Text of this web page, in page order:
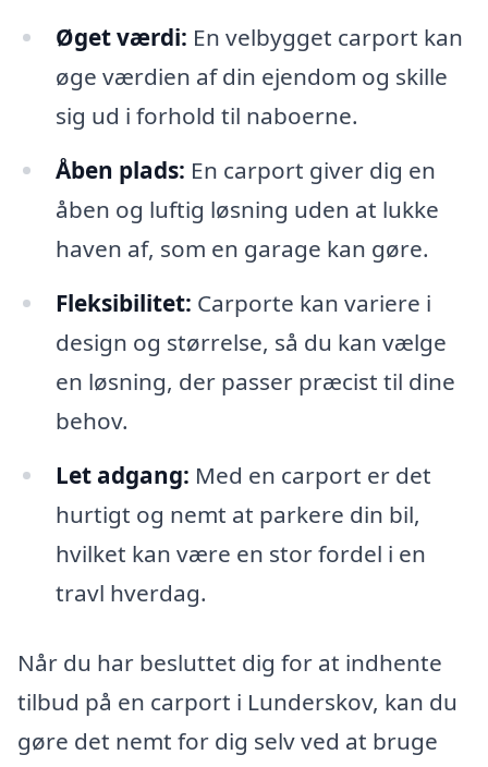
Øget værdi: En velbygget carport kan
øge værdien af din ejendom og skille
sig ud i forhold til naboerne.
Åben plads: En carport giver dig en
åben og luftig løsning uden at lukke
haven af, som en garage kan gøre.
Fleksibilitet: Carporte kan variere i
design og størrelse, så du kan vælge
en løsning, der passer præcist til dine
behov.
Let adgang: Med en carport er det
hurtigt og nemt at parkere din bil,
hvilket kan være en stor fordel i en
travl hverdag.
Når du har besluttet dig for at indhente
tilbud på en carport i Lunderskov, kan du
gøre det nemt for dig selv ved at bruge